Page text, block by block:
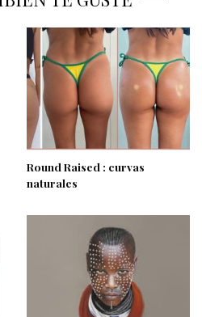
Round Raised : curvas
naturales